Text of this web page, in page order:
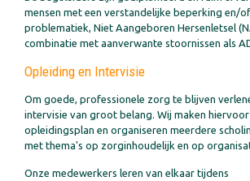
mensen met een verstandelijke beperking en/
problematiek, Niet Aangeboren Hersenletsel
combinatie met aanverwante stoornissen als
Opleiding en Intervisie
Om goede, professionele zorg te blijven
intervisie van groot belang. Wij maken hiervoor
opleidingsplan en organiseren meerdere
met thema's op zorginhoudelijk en op
Onze medewerkers leren van elkaar tijdens